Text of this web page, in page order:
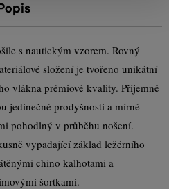
s nautickým vzorem. Rovný
složení je tvořeno unikátní
vlákna prémiové kvality. Příjemně
jedinečné prodyšnosti a mírné
pohodlný v průběhu nošení.
vypadající základ ležérního
chino kalhotami a
šortkami.